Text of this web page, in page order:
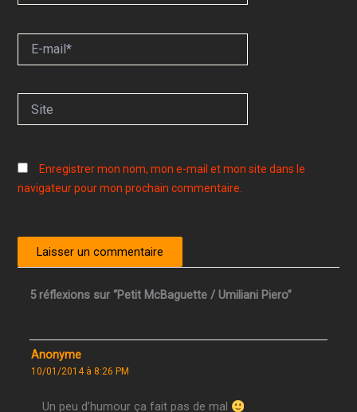
mail*
Enregistrer mon nom, mon e-mail et mon site dans le
navigateur pour mon prochain commentaire.
5 réflexions sur “Petit McBaguette / Umiliani Piero”
Anonyme
10/01/2014 à 8:26 PM
Un peu d’humour ça fait pas de mal